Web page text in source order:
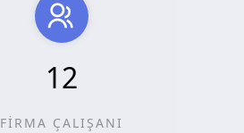
12
FİRMA ÇALIŞANI